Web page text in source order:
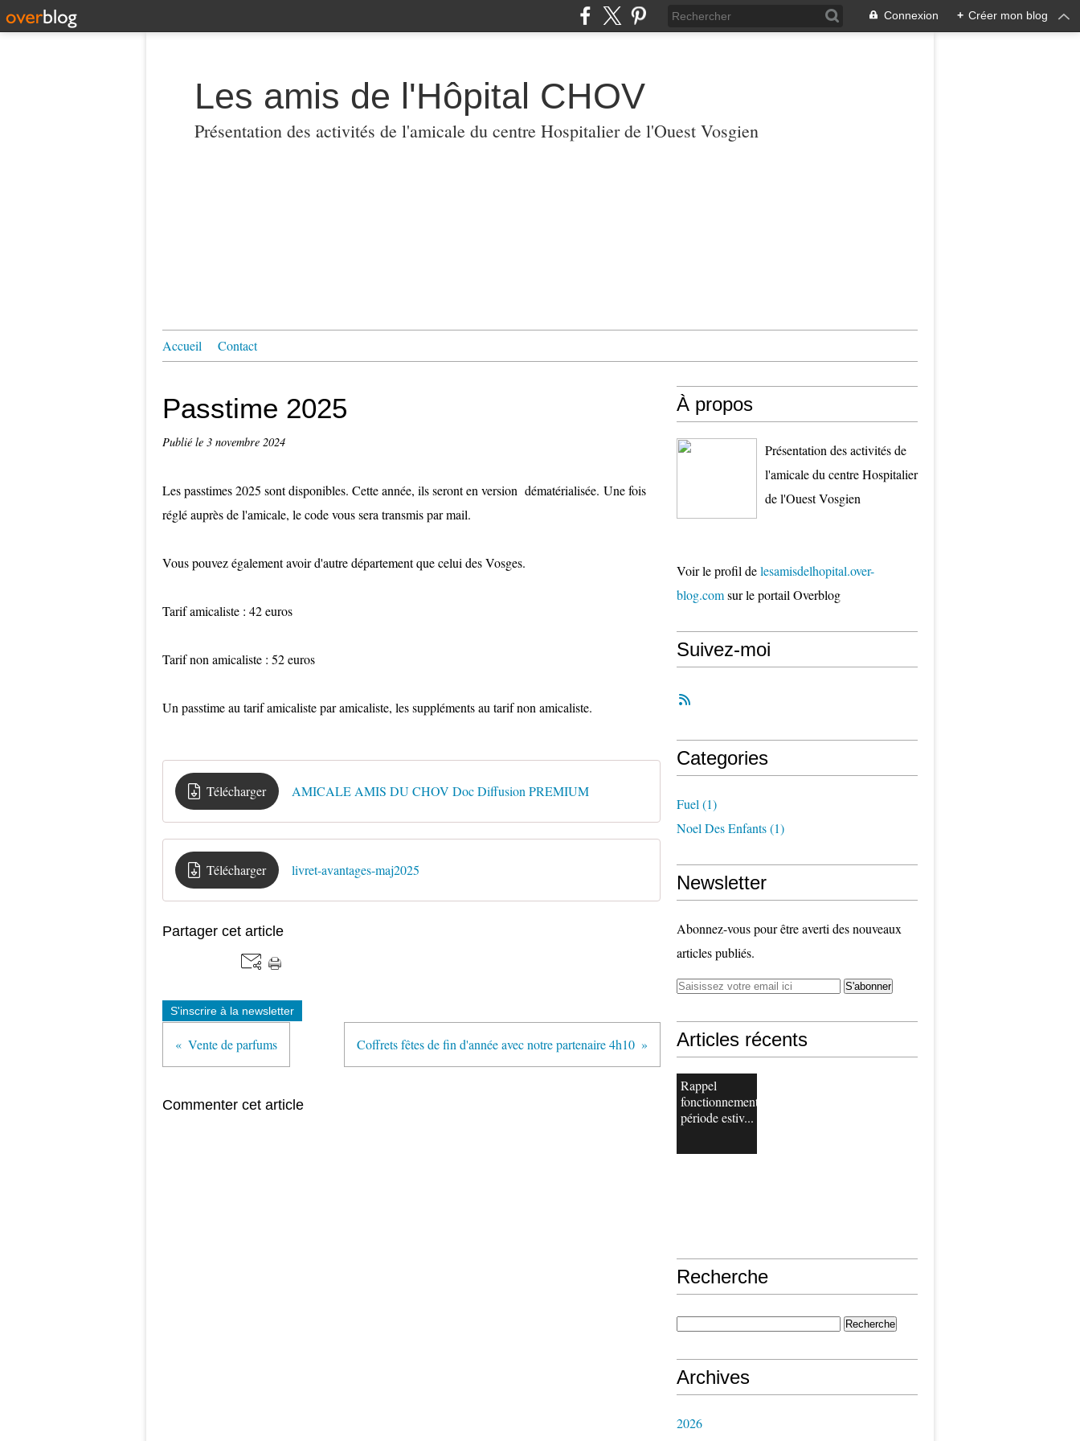
Connexion + Créer mon blog
Les amis de l'Hôpital CHOV
Présentation des activités de l'amicale du centre Hospitalier de l'Ouest Vosgien
Accueil Contact
Passtime 2025
Publié le 3 novembre 2024
Les passtimes 2025 sont disponibles. Cette année, ils seront en version dématérialisée. Une fois
réglé auprès de l'amicale, le code vous sera transmis par mail.
Vous pouvez également avoir d'autre département que celui des Vosges.
Tarif amicaliste : 42 euros
Tarif non amicaliste : 52 euros
Un passtime au tarif amicaliste par amicaliste, les suppléments au tarif non amicaliste.
Télécharger AMICALE AMIS DU CHOV Doc Diffusion PREMIUM
Télécharger livret-avantages-maj2025
Partager cet article
S'inscrire à la newsletter
Vente de parfums Coffrets fêtes de fin d'année avec notre partenaire 4h10
Commenter cet article
À propos
Présentation des activités de
l'amicale du centre Hospitalier
de l'Ouest Vosgien
Voir le profil delesamisdelhopital.over-
blog.comsur le portail Overblog
Suivez-moi
Categories
Fuel (1)
Noel Des Enfants(1)
Newsletter
Abonnez-vous pour être averti des nouveaux
articles publiés.
Articles récents
Rappel
fonctionnement
période estiv...
Recherche
Archives
2026